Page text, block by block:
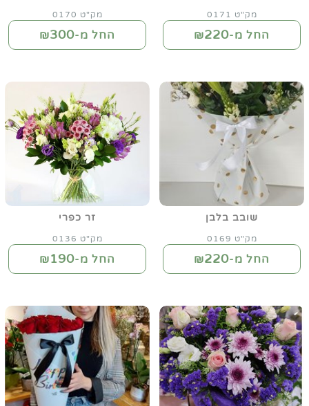
מק"ט 0171
החל מ-₪220
מק"ט 0170
החל מ-₪300
שובב בלבן
מק"ט 0169
החל מ-₪220
זר כפרי
מק"ט 0136
החל מ-₪190